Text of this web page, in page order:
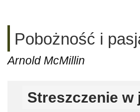
Pobożność i
Arnold McMillin
Streszczenie